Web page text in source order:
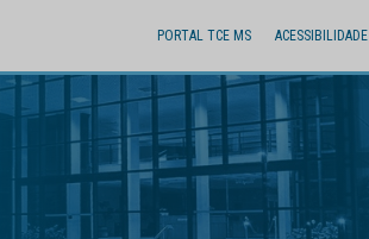
PORTAL TCE MS ACESSIBILIDADE